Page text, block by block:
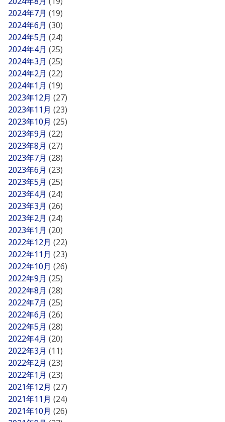
2024年7月 (19)
2024年6月 (30)
2024年5月 (24)
2024年4月 (25)
2024年3月 (25)
2024年2月 (22)
2024年1月 (19)
2023年12月 (27)
2023年11月 (23)
2023年10月 (25)
2023年9月 (22)
2023年8月 (27)
2023年7月 (28)
2023年6月 (23)
2023年5月 (25)
2023年4月 (24)
2023年3月 (26)
2023年2月 (24)
2023年1月 (20)
2022年12月 (22)
2022年11月 (23)
2022年10月 (26)
2022年9月 (25)
2022年8月 (28)
2022年7月 (25)
2022年6月 (26)
2022年5月 (28)
2022年4月 (20)
2022年3月 (11)
2022年2月 (23)
2022年1月 (23)
2021年12月 (27)
2021年11月 (24)
2021年10月 (26)